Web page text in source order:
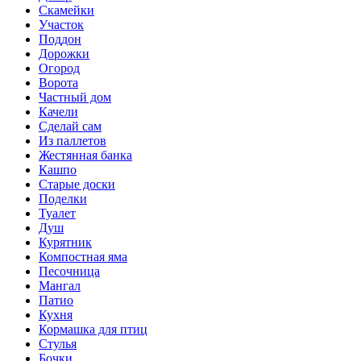
Скамейки
Участок
Поддон
Дорожки
Огород
Ворота
Частный дом
Качели
Сделай сам
Из паллетов
Жестянная банка
Кашпо
Старые доски
Поделки
Туалет
Душ
Курятник
Компостная яма
Песочница
Мангал
Патио
Кухня
Кормашка для птиц
Стулья
Бочки